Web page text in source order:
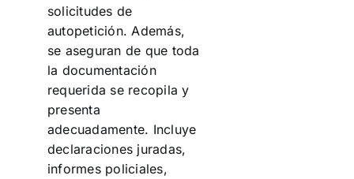
solicitudes de
autopetición. Además,
se aseguran de que toda
la documentación
requerida se recopila y
presenta
adecuadamente. Incluye
declaraciones juradas,
informes policiales,